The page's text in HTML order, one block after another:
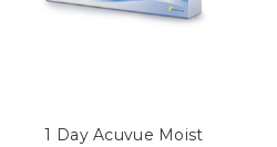
1 Day Acuvue Moist